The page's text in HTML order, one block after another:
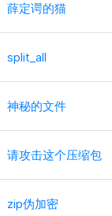
薛定谔的猫
split_all
神秘的文件
请攻击这个压缩包
zip伪加密